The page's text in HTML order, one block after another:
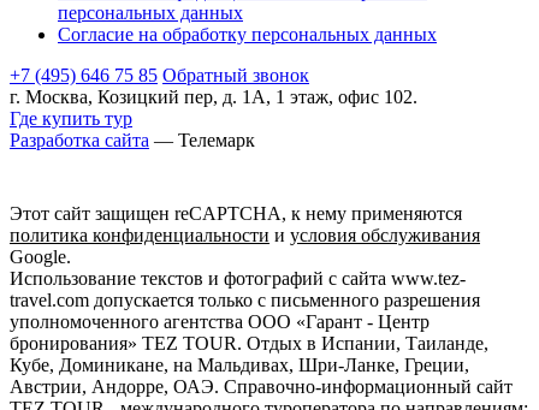
персональных данных
Согласие на обработку персональных данных
+7 (495) 646 75 85 Обратный звонок
г. Москва, Козицкий пер, д. 1А, 1 этаж, офис 102.
Где купить тур
Разработка сайта — Телемарк
Этот сайт защищен reCAPTCHA, к нему применяются
политика конфиденциальности и условия обслуживания
Google.
Использование текстов и фотографий с сайта www.tez-
travel.com допускается только с письменного разрешения
уполномоченного агентства ООО «Гарант - Центр
бронирования» TEZ TOUR. Отдых в Испании, Таиланде,
Кубе, Доминикане, на Мальдивах, Шри-Ланке, Греции,
Австрии, Андорре, ОАЭ. Справочно-информационный сайт